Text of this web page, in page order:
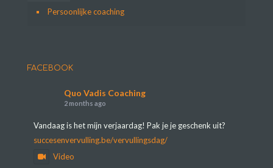
Persoonlijke coaching
FACEBOOK
Quo Vadis Coaching
2 months ago
Vandaag is het mijn verjaardag! Pak je je geschenk uit?
succesenvervulling.be/vervullingsdag/
Video